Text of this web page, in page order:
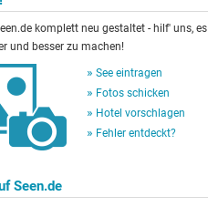
komplett neu gestaltet - hilf' uns, es
und besser zu machen!
See eintragen
Fotos schicken
Hotel vorschlagen
Fehler entdeckt?
Seen.de